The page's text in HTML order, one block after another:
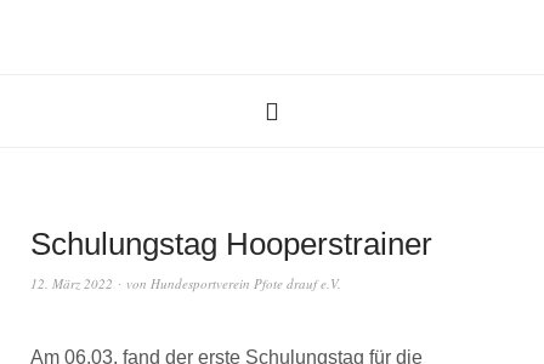
Schulungstag Hooperstrainer
12. März 2022 von Hundesportverein Pfote drauf e.V.
Am 06.03. fand der erste Schulungstag für die